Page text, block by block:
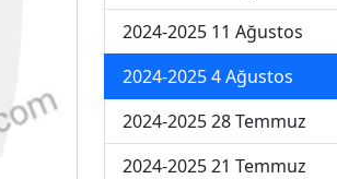
2024-2025 11 Ağustos
2024-2025 4 Ağustos
2024-2025 28 Temmuz
2024-2025 21 Temmuz